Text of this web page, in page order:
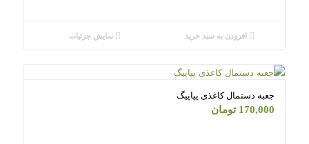
افزودن به سبد خرید نمایش جزئیات
جعبه دستمال کاغذی پپاپیگ
170,000 تومان